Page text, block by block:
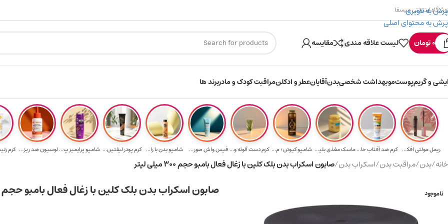
پرش به ناوبری
پرش به محتوای اصلی
هدیه برای خرید های ارسال رایگان برای خرید ۳.۵ میلیون به یالا ۳۰۰ میسکوین (۳۰ هزار تومن) هدیه خرید اول
اینترنتی میسفا
0تومان لیست علاقه مندی مقایسه
و گریمپوستموبهداشت شخصیبدنآقایانعطر و ادکلنمراقبت کودک و مادربرند ها
ریمل مولتی افکت... کرم ضد آفتاب حا... ماسک مغذی بلیتا... شامپو کیوتن ؛ م... کرم دست آلوئه و... فیس واش صورت آک... شامپو بدن با را... کرم پودر لیفتین... شامپو پرایمیر پ... لوسیون ضد ریزش ... کرم
خانه/بدن/مراقبت بدن/اسکراب بدن/صابون اسکراب بدن بلک کلین با زغال فعال بامبو حجم 300 میلی لیتر
ناموجود صابون اسکراب بدن بلک کلین با زغال فعال بامبو حجم 300 میلی لیتر